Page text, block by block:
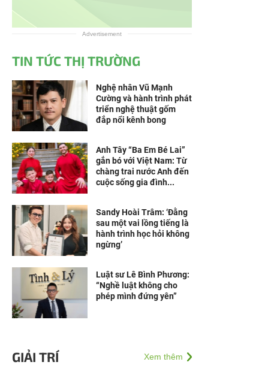
Advertisement
TIN TỨC THỊ TRƯỜNG
Nghệ nhân Vũ Mạnh
Cường và hành trình phát
triển nghệ thuật gốm
đắp nổi kênh bong
Anh Tây “Ba Em Bé Lai”
gắn bó với Việt Nam: Từ
chàng trai nước Anh đến
cuộc sống gia đình...
Sandy Hoài Trâm: ‘Đằng
sau một vai lồng tiếng là
hành trình học hỏi không
ngừng’
Luật sư Lê Bình Phương:
“Nghề luật không cho
phép mình đứng yên”
GIẢI TRÍ Xem thêm